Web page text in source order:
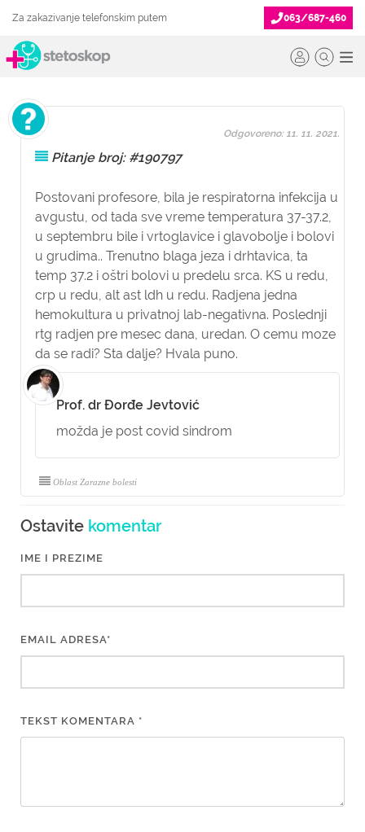
Za zakazivanje telefonskim putem 063/687-460
Pitanje broj: #190797
Postovani profesore, bila je respiratorna infekcija u
avgustu, od tada sve vreme temperatura 37-37.2,
u septembru bile i vrtoglavice i glavobolje i bolovi
u grudima.. Trenutno blaga jeza i drhtavica, ta
temp 37.2 i oštri bolovi u predelu srca. KS u redu,
crp u redu, alt ast ldh u redu. Radjena jedna
hemokultura u privatnoj lab-negativna. Poslednji
rtg radjen pre mesec dana, uredan. O cemu moze
da se radi? Sta dalje? Hvala puno.
Odgovoreno: 11. 11. 2021.
Prof. dr Đorđe Jevtović
možda je post covid sindrom
Oblast Zarazne bolesti
Ostavite komentar
IME I PREZIME
EMAIL ADRESA*
TEKST KOMENTARA *